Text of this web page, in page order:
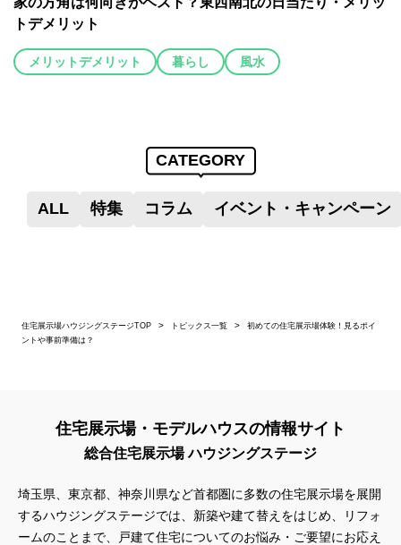
トデメリット
メリットデメリット 暮らし 風水
CATEGORY
ALL 特集 コラム イベント・キャンペーン
住宅展示場ハウジングステージTOP トピックス一覧
初めての住宅展示場体験！見るポイ
ントや事前準備は？
住宅展示場・モデルハウスの情報サイト
総合住宅展示場 ハウジングステージ
埼玉県、東京都、神奈川県など首都圏に多数の住宅展示場を展開
するハウジングステージでは、新築や建て替えをはじめ、リフォ
ームのことまで、戸建て住宅についてのお悩み・ご要望にお応え